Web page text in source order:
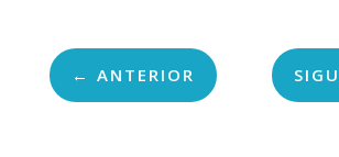
← ANTERIOR